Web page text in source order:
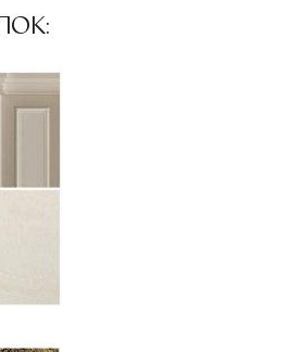
и устанавливают его в
материала
от тары и упаковки
и дефектов при